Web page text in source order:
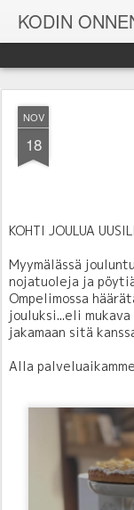
KODIN
NOV
18
KOHTI JOULUA
Myymälässä
nojatuoleja ja
Ompelimossa
jouluksi...eli
jakamaan sitä
Alla